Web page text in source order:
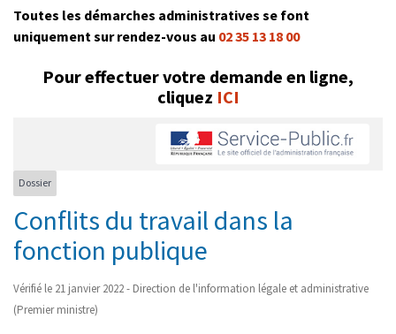
Toutes les démarches administratives se font
uniquement sur rendez-vous au 02 35 13 18 00
Pour effectuer votre demande en ligne,
cliquez ICI
Dossier
Conflits du travail dans la
fonction publique
Vérifié le 21 janvier 2022 - Direction de l'information légale et administrative
(Premier ministre)